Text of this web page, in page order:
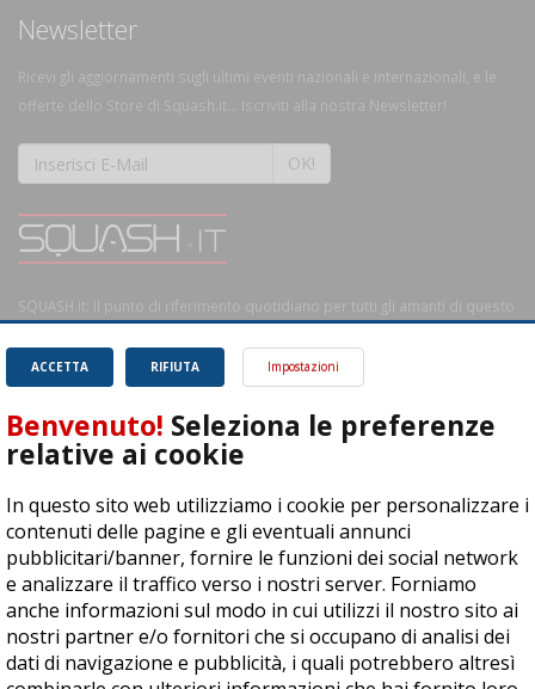
Newsletter
Ricevi gli aggiornamenti sugli ultimi eventi nazionali e internazionali, e le
offerte dello Store di Squash.it... Iscriviti alla nostra Newsletter!
OK!
SQUASH.it: Il punto di riferimento quotidiano per tutti gli amanti di questo
RIFIUTA
ACCETTA Impostazioni
Benvenuto! Seleziona le preferenze
relative ai cookie
In questo sito web utilizziamo i cookie per personalizzare i
contenuti delle pagine e gli eventuali annunci
pubblicitari/banner, fornire le funzioni dei social network
e analizzare il traffico verso i nostri server. Forniamo
anche informazioni sul modo in cui utilizzi il nostro sito ai
nostri partner e/o fornitori che si occupano di analisi dei
dati di navigazione e pubblicità, i quali potrebbero altresì
04278030988
© Copyright 2015 | All Rights Reserved - Powered byDynDevice
Privacy Policy Cookie Policy Accessibilità Sitemap